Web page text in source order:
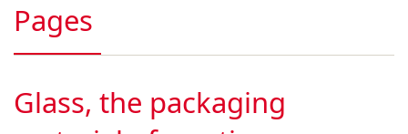
Pages
Glass, the packaging